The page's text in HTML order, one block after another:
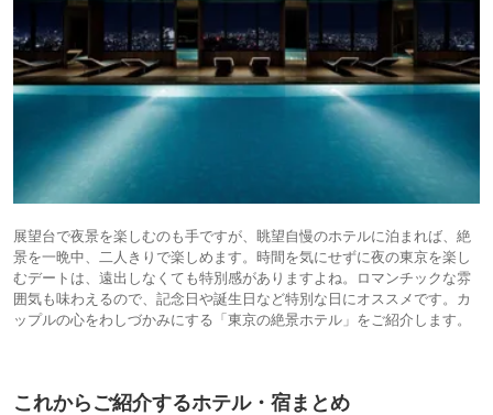
展望台で夜景を楽しむのも手ですが、眺望自慢のホテルに泊まれば、絶
景を一晩中、二人きりで楽しめます。時間を気にせずに夜の東京を楽し
むデートは、遠出しなくても特別感がありますよね。ロマンチックな雰
囲気も味わえるので、記念日や誕生日など特別な日にオススメです。カ
ップルの心をわしづかみにする「東京の絶景ホテル」をご紹介します。
これからご紹介するホテル・宿まとめ